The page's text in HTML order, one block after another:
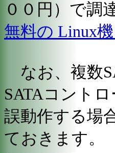
００円）で調
無料の Linux
なお、複数
SATAコント
誤動作する場
ておきます。